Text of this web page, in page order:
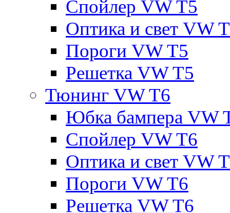
Спойлер VW T5
Оптика и свет VW
Пороги VW T5
Решетка VW T5
Тюнинг VW T6
Юбка бампера VW
Спойлер VW T6
Оптика и свет VW
Пороги VW T6
Решетка VW T6